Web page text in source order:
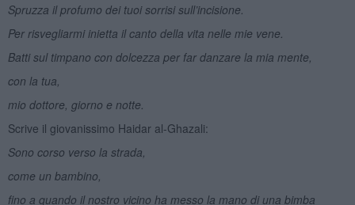
Spruzza il profumo dei tuoi sorrisi sull’incisione.
Per risvegliarmi inietta il canto della vita nelle mie vene.
Batti sul timpano con dolcezza per far danzare la mia mente,
con la tua,
mio dottore, giorno e notte.
Scrive il giovanissimo Haidar al-Ghazali:
Sono corso verso la strada,
come un bambino,
fino a quando il nostro vicino ha messo la mano di una bimba